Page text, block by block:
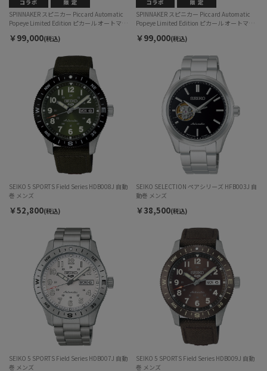
SPINNAKER スピニカー Piccard Automatic
Popeye Limited Edition ピカール オートマテ
5173-22 自動巻 メンズ
￥99,000(税込)
SPINNAKER スピニカー Piccard Automatic
Popeye Limited Edition ピカール オートマテ
5173-11 自動巻 メンズ
￥99,000(税込)
SEIKO 5 SPORTS Field Series HDB008J 自動
巻 メンズ
￥52,800(税込)
SEIKO SELECTION ペアシリーズ HFB003J 自
動巻 メンズ
￥38,500(税込)
SEIKO 5 SPORTS Field Series HDB007J 自動
巻 メンズ
SEIKO 5 SPORTS Field Series HDB009J 自動
巻 メンズ